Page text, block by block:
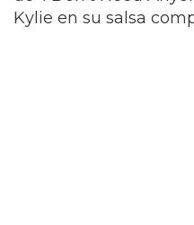
Kylie en su salsa